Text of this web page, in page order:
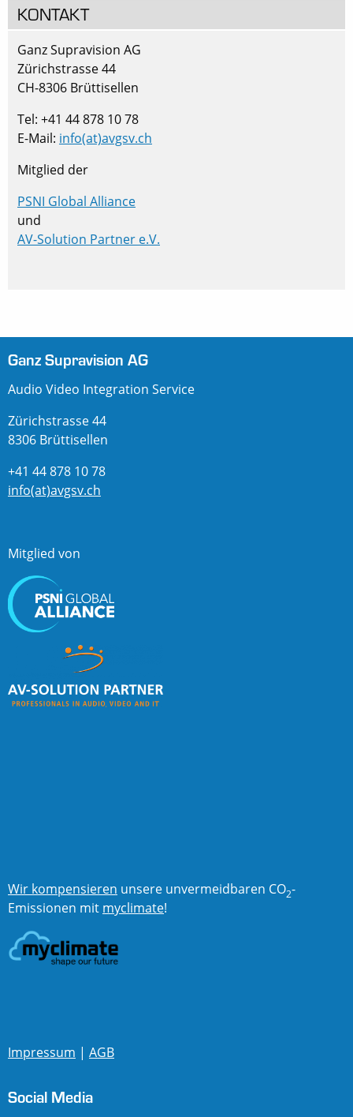
KONTAKT
Ganz Supravision AG
Zürichstrasse 44
CH-8306 Brüttisellen
Tel: +41 44 878 10 78
E-Mail: info(at)avgsv.ch
Mitglied der
PSNI Global Alliance
und
AV-Solution Partner e.V.
Ganz Supravision AG
Audio Video Integration Service
Zürichstrasse 44
8306 Brüttisellen
+41 44 878 10 78
info(at)avgsv.ch
Mitglied von
Wir kompensieren unsere unvermeidbaren CO2-
Emissionen mit myclimate!
Impressum | AGB
Social Media